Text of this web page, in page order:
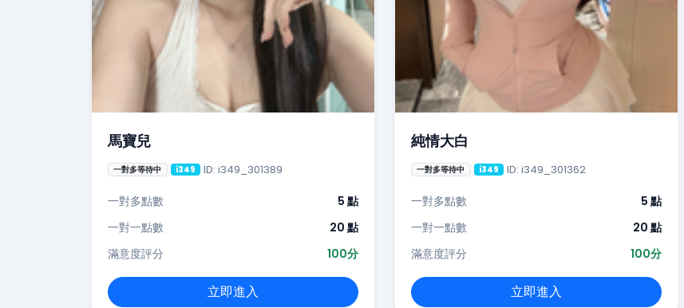
馬寶兒
一對多等待中 i349 ID: i349_301389
一對多點數
5 點
一對一點數
20 點
滿意度評分
100分
立即進入
純情大白
一對多等待中 i349 ID: i349_301362
一對多點數
5 點
一對一點數
20 點
滿意度評分
100分
立即進入